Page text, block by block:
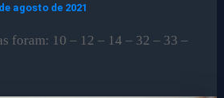
agosto de 2021
foram: 10 – 12 – 14 – 32 – 33 –